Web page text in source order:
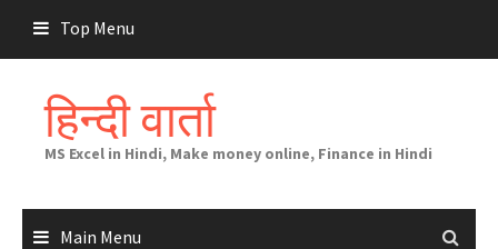
content
Top Menu
हिन्दी वार्ता
MS Excel in Hindi, Make money online, Finance in Hindi
Main Menu